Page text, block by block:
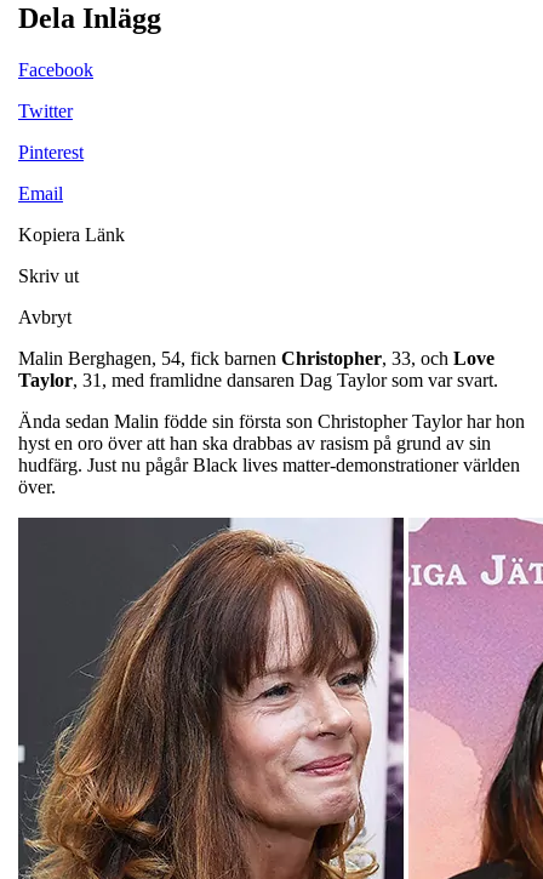
Dela Inlägg
Facebook
Twitter
Pinterest
Email
Kopiera Länk
Skriv ut
Avbryt
Malin Berghagen, 54, fick barnen Christopher, 33, och Love
Taylor, 31, med framlidne dansaren Dag Taylor som var svart.
Ända sedan Malin födde sin första son Christopher Taylor har hon
hyst en oro över att han ska drabbas av rasism på grund av sin
hudfärg. Just nu pågår Black lives matter-demonstrationer världen
över.